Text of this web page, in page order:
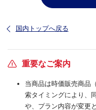
国内トップへ戻る
重要なご案内
当商品は時価販売商品
索タイミングにより、
や、プラン内容が変更